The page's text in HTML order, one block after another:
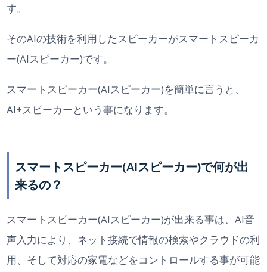
す。
そのAIの技術を利用したスピーカーがスマートスピーカ
ー(AIスピーカー)です。
スマートスピーカー(AIスピーカー)を簡単に言うと、
AI+スピーカーという事になります。
スマートスピーカー(AIスピーカー)で何が出
来るの？
スマートスピーカー(AIスピーカー)が出来る事は、AI音
声入力により、ネット接続で情報の検索やクラウドの利
用、そして対応の家電などをコントロールする事が可能